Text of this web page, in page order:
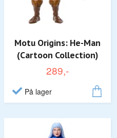
Motu Origins: He-Man
(Cartoon Collection)
289,-
På lager